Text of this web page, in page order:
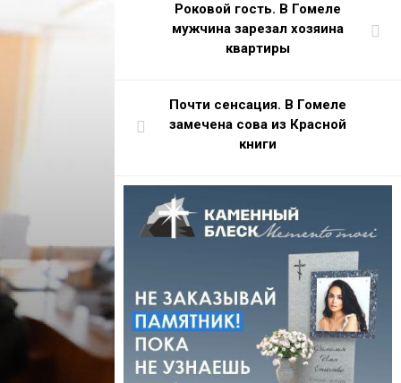
Роковой гость. В Гомеле
мужчина зарезал хозяина
квартиры
Почти сенсация. В Гомеле
замечена сова из Красной
книги